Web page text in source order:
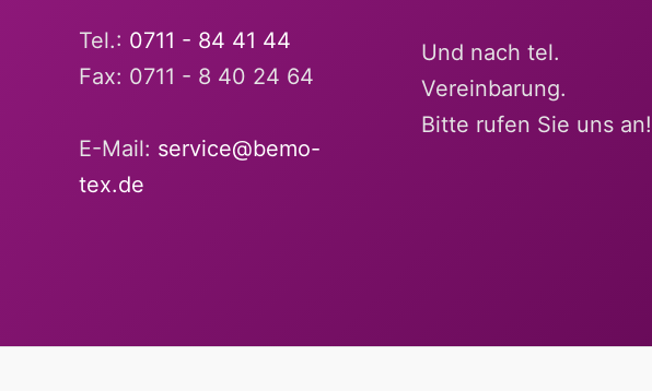
Tel.: 0711 - 84 41 44
Fax: 0711 - 8 40 24 64
E-Mail: service@bemo-
tex.de
Und nach tel.
Vereinbarung.
Bitte rufen Sie uns an!